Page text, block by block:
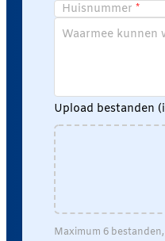
Huisnummer
Waarmee kunnen
Upload bestanden
Maximum 6